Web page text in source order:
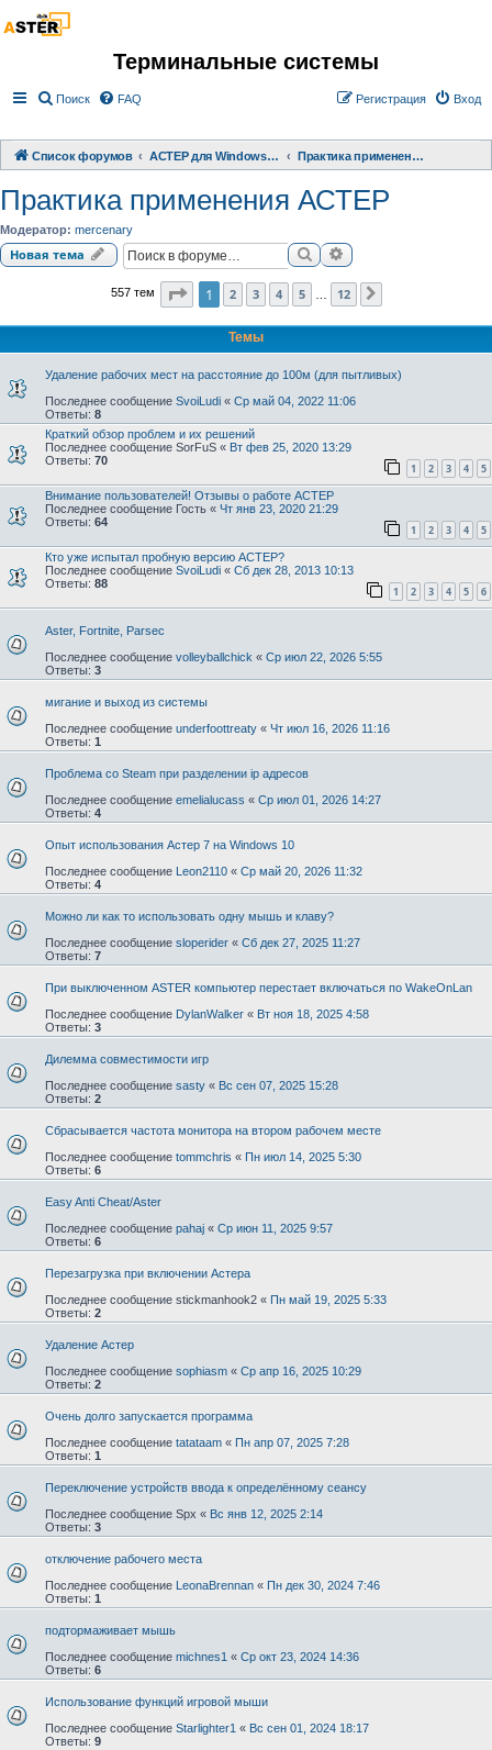
Терминальные системы
Поиск FAQ Вход
Регистрация
Список форумов АСТЕР для Windows 2000/XP/ 7/ 8/ 10 Практика применения АСТЕР
Практика применения АСТЕР
Модератор: mercenary
Новая тема ПоискРасширенный поиск
557 тем Страница1 из
1 2 3 4 5 12
Темы
Удаление рабочих мест на расстояние до 100м (для пытливых)
Последнее сообщение SvoiLudi « Ср май 04, 2022 11:06
Ответы: 8
Краткий обзор проблем и их решений
Последнее сообщение SorFuS « Вт фев 25, 2020 13:29
Ответы: 70
1 2 3 4 5
Внимание пользователей! Отзывы о работе АСТЕР
Последнее сообщение Гость « Чт янв 23, 2020 21:29
Ответы: 64
1 2 3 4 5
Кто уже испытал пробную версию АСТЕР?
Последнее сообщение SvoiLudi « Сб дек 28, 2013 10:13
Ответы: 88
1 2 3 4 5 6
Aster, Fortnite, Parsec
Последнее сообщение volleyballchick « Ср июл 22, 2026 5:55
Ответы: 3
мигание и выход из системы
Последнее сообщение underfoottreaty « Чт июл 16, 2026 11:16
Ответы: 1
Проблема со Steam при разделении ip адресов
Последнее сообщение emelialucass « Ср июл 01, 2026 14:27
Ответы: 4
Опыт использования Астер 7 на Windows 10
Последнее сообщение Leon2110 « Ср май 20, 2026 11:32
Ответы: 4
Можно ли как то использовать одну мышь и клаву?
Последнее сообщение sloperider « Сб дек 27, 2025 11:27
Ответы: 7
При выключенном ASTER компьютер перестает включаться по WakeOnLan
Последнее сообщение DylanWalker « Вт ноя 18, 2025 4:58
Ответы: 3
Дилемма совместимости игр
Последнее сообщение sasty « Вс сен 07, 2025 15:28
Ответы: 2
Сбрасывается частота монитора на втором рабочем месте
Последнее сообщение tommchris « Пн июл 14, 2025 5:30
Ответы: 6
Easy Anti Cheat/Aster⁠⁠
Последнее сообщение pahaj « Ср июн 11, 2025 9:57
Ответы: 6
Перезагрузка при включении Астера
Последнее сообщение stickmanhook2 « Пн май 19, 2025 5:33
Ответы: 2
Удаление Астер
Последнее сообщение sophiasm « Ср апр 16, 2025 10:29
Ответы: 2
Очень долго запускается программа
Последнее сообщение tatataam « Пн апр 07, 2025 7:28
Ответы: 1
Переключение устройств ввода к определённому сеансу
Последнее сообщение Spx « Вс янв 12, 2025 2:14
Ответы: 3
отключение рабочего места
Последнее сообщение LeonaBrennan « Пн дек 30, 2024 7:46
Ответы: 1
подтормаживает мышь
Последнее сообщение michnes1 « Ср окт 23, 2024 14:36
Ответы: 6
Использование функций игровой мыши
Последнее сообщение Starlighter1 « Вс сен 01, 2024 18:17
Ответы: 9